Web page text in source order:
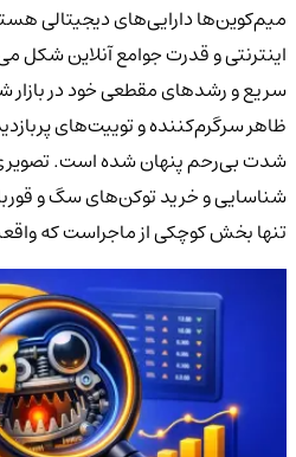
میم‌کوین‌ها دارایی‌های دیجیتالی
اینترنتی و قدرت جوامع آنلاین شکل
سریع و رشدهای مقطعی خود در بازار
ظاهر سرگرم‌کننده و توییت‌های
شدت بی‌رحم پنهان شده است. تصویری
شناسایی و خرید توکن‌های سگ و
تنها بخش کوچکی از ماجراست که